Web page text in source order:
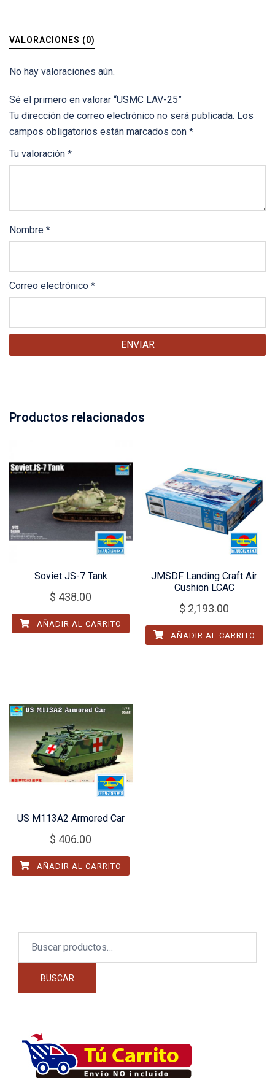
VALORACIONES (0)
No hay valoraciones aún.
Sé el primero en valorar “USMC LAV-25”
Tu dirección de correo electrónico no será publicada. Los
campos obligatorios están marcados con *
Tu valoración *
Nombre *
Correo electrónico *
Productos relacionados
Soviet JS-7 Tank
$ 438.00
AÑADIR AL CARRITO
JMSDF Landing Craft Air
Cushion LCAC
$ 2,193.00
AÑADIR AL CARRITO
US M113A2 Armored Car
$ 406.00
AÑADIR AL CARRITO
BUSCAR